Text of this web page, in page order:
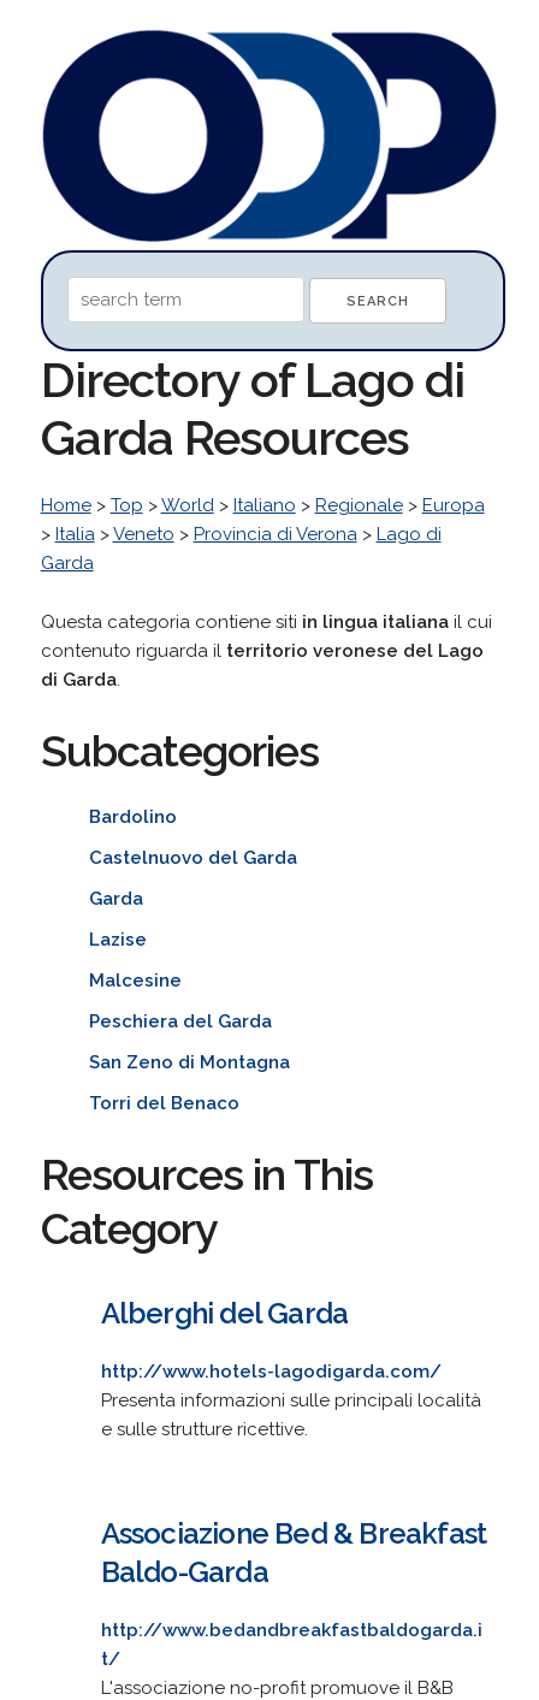
Directory of Lago di
Garda Resources
Home> Top >World> Italiano > Regionale> Europa
> Italia>Veneto > Provincia di Verona> Lago di
Garda
Questa categoria contiene siti in lingua italianail cui
contenuto riguarda il territorio veronese del Lago
di Garda.
Subcategories
Bardolino
Castelnuovo del Garda
Garda
Lazise
Malcesine
Peschiera del Garda
San Zeno di Montagna
Torri del Benaco
Resources in This
Category
Alberghi del Garda
http://www.hotels-lagodigarda.com/
Presenta informazioni sulle principali località
e sulle strutture ricettive.
Associazione Bed & Breakfast
Baldo-Garda
http://www.bedandbreakfastbaldogarda.i
t/
L'associazione no-profit promuove il B&B